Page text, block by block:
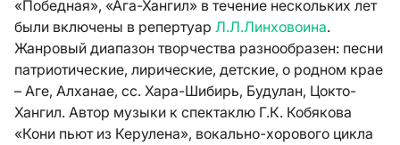
«Победная», «Ага-Хангил» в течение нескольких лет
были включены в репертуар Л.Л.Линховоина.
Жанровый диапазон творчества разнообразен: песни
патриотические, лирические, детские, о родном крае
– Аге, Алханае, сс. Хара-Шибирь, Будулан, Цокто-
Хангил. Автор музыки к спектаклю Г.К. Кобякова
«Кони пьют из Керулена», вокально-хорового цикла